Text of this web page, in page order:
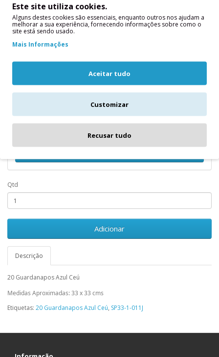
Nome
Email
Qtd
Adicionar
Descrição
20 Guardanapos Azul Ceú
Medidas Aproximadas: 33 x 33 cms
Etiquetas: 20 Guardanapos Azul Ceú, SP33-1-011J
Este site utiliza cookies.
Alguns destes cookies são essenciais, enquanto outros nos ajudam a
melhorar a sua experiência, fornecendo informações sobre como o
site está sendo usado.
Mais Informações
Aceitar tudo
Customizar
Recusar tudo